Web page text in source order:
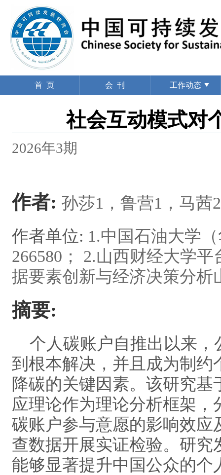
首 页 会 刊 工作动态
社会互动模式对
2026年3期
作者: 孙莎1，鲁营1，马茜
作者单位: 1.中国石油大学
266580； 2.山西财经大学
据要素创新与经济决策分析
摘要:
个人碳账户自推出以来，
到根本解决，并且成为制
降碳的关键因素。该研究
应理论作为理论分析框架
碳账户参与意愿的影响效应
查数据开展实证检验。研
能够显著提升中国公众的